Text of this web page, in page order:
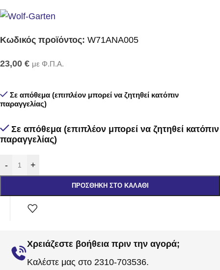
Κωδικός προϊόντος: W71ANA005
23,00 € με Φ.Π.Α.
Σε απόθεμα (επιπλέον μπορεί να ζητηθεί κατόπιν
παραγγελίας)
Σε απόθεμα (επιπλέον μπορεί να ζητηθεί κατόπιν
παραγγελίας)
- +
ΠΡΟΣΘΉΚΗ ΣΤΟ ΚΑΛΆΘΙ
Χρειάζεστε βοήθεια πριν την αγορά;
Καλέστε μας στο 2310-703536.